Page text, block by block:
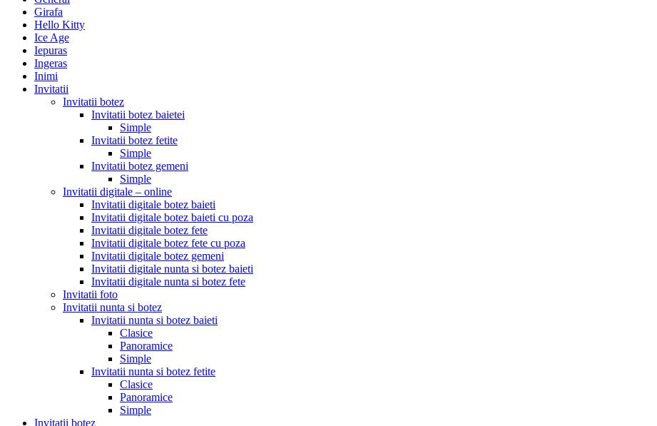
Girafa
Hello Kitty
Ice Age
Iepuras
Ingeras
Inimi
Invitatii
Invitatii botez
Invitatii botez baietei
Simple
Invitatii botez fetite
Simple
Invitatii botez gemeni
Simple
Invitatii digitale – online
Invitatii digitale botez baieti
Invitatii digitale botez baieti cu poza
Invitatii digitale botez fete
Invitatii digitale botez fete cu poza
Invitatii digitale botez gemeni
Invitatii digitale nunta si botez baieti
Invitatii digitale nunta si botez fete
Invitatii foto
Invitatii nunta si botez
Invitatii nunta si botez baieti
Clasice
Panoramice
Simple
Invitatii nunta si botez fetite
Clasice
Panoramice
Simple
Invitatii botez